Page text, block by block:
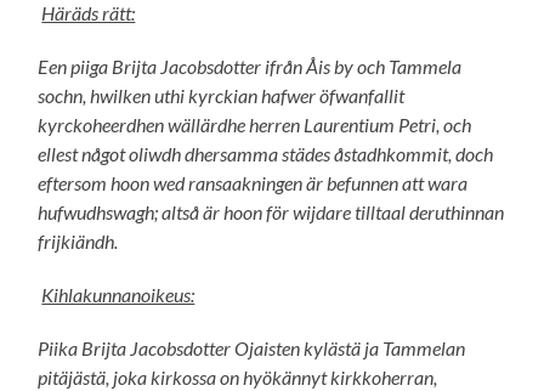
Häräds rätt:
Een piiga Brijta Jacobsdotter ifrån Åis by och Tammela
sochn, hwilken uthi kyrckian hafwer öfwanfallit
kyrckoheerdhen wällärdhe herren Laurentium Petri, och
ellest något oliwdh dhersamma städes åstadhkommit, doch
eftersom hoon wed ransaakningen är befunnen att wara
hufwudhswagh; altså är hoon för wijdare tilltaal deruthinnan
frijkiändh.
Kihlakunnanoikeus:
Piika Brijta Jacobsdotter Ojaisten kylästä ja Tammelan
pitäjästä, joka kirkossa on hyökännyt kirkkoherran,